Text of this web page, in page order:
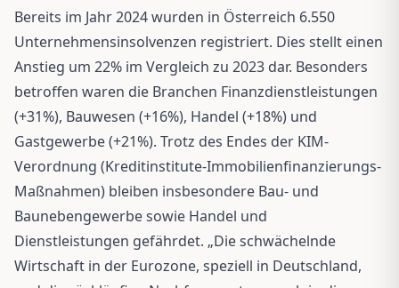
Bereits im Jahr 2024 wurden in Österreich 6.550
Unternehmensinsolvenzen registriert. Dies stellt einen
Anstieg um 22% im Vergleich zu 2023 dar. Besonders
betroffen waren die Branchen Finanzdienstleistungen
(+31%), Bauwesen (+16%), Handel (+18%) und
Gastgewerbe (+21%). Trotz des Endes der KIM-
Verordnung (Kreditinstitute-Immobilienfinanzierungs-
Maßnahmen) bleiben insbesondere Bau- und
Baunebengewerbe sowie Handel und
Dienstleistungen gefährdet. „Die schwächelnde
Wirtschaft in der Eurozone, speziell in Deutschland,